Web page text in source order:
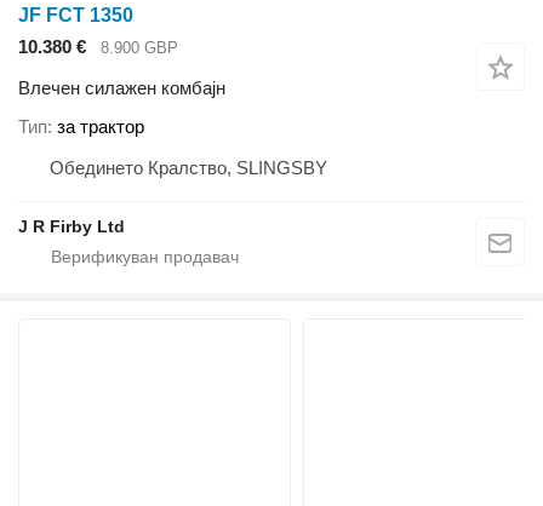
JF FCT 1350
10.380 €
8.900 GBP
Влечен силажен комбајн
Тип за трактор
Обединето Кралство, SLINGSBY
J R Firby Ltd